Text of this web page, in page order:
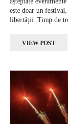
este doar un
libertății. Timp de
VIEW POST